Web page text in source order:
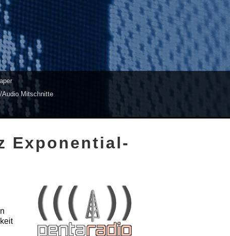
Audio Mitschnitte
Exponential­